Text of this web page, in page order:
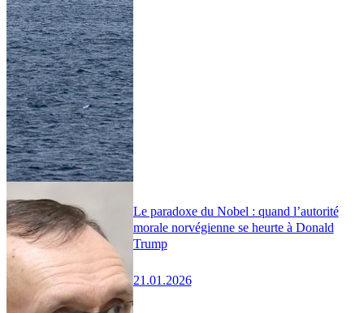
Le paradoxe du Nobel : quand l’autorité
morale norvégienne se heurte à Donald
Trump
21.01.2026